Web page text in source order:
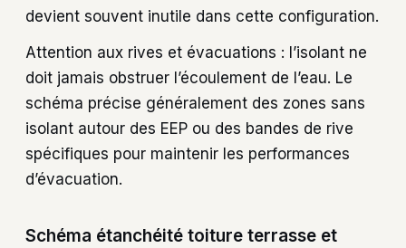
devient souvent inutile dans cette configuration.
Attention aux rives et évacuations : l’isolant ne
doit jamais obstruer l’écoulement de l’eau. Le
schéma précise généralement des zones sans
isolant autour des EEP ou des bandes de rive
spécifiques pour maintenir les performances
d’évacuation.
Schéma étanchéité toiture terrasse et